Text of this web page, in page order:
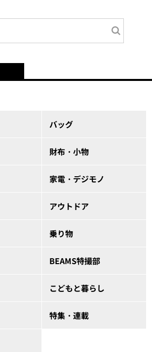
バッグ
財布・小物
家電・デジモノ
アウトドア
乗り物
BEAMS特撮部
こどもと暮らし
特集・連載